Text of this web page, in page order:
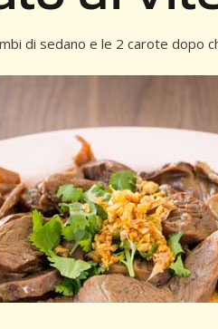
di sedano e le 2 carote dopo